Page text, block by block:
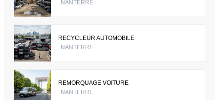
NANTERRE
RECYCLEUR AUTOMOBILE
NANTERRE
REMORQUAGE VOITURE
NANTERRE